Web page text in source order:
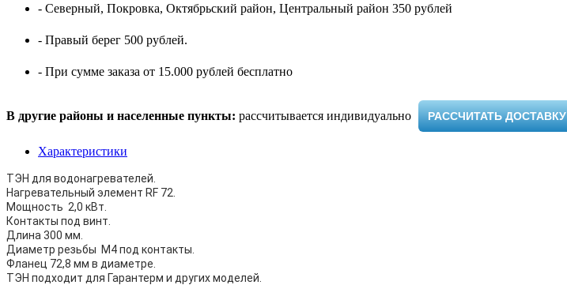
- Северный, Покровка, Октябрьский район, Центральный район 350 рублей
- Правый берег 500 рублей.
- При сумме заказа от 15.000 рублей бесплатно
В другие районы и населенные пункты: рассчитывается индивидуально ​ РАССЧИТАТЬ ДОСТАВКУ
Характеристики
ТЭН для водонагревателей.
Нагревательный элемент RF 72.
Мощность 2,0 кВт.
Контакты под винт.
Длина 300 мм.
Диаметр резьбы M4 под контакты.
Фланец 72,8 мм в диаметре.
ТЭН подходит для Гарантерм и других моделей.